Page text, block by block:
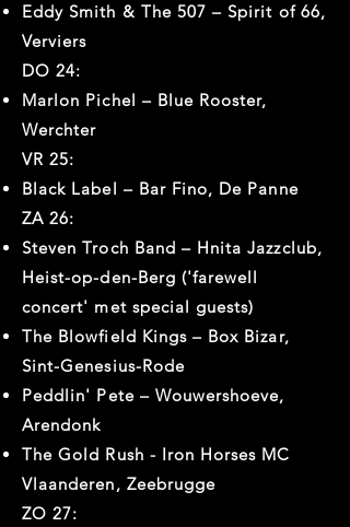
Eddy Smith & The 507 – Spirit of 66,
Verviers
DO 24:
Marlon Pichel – Blue Rooster,
Werchter
VR 25:
Black Label – Bar Fino, De Panne
ZA 26:
Steven Troch Band – Hnita Jazzclub,
Heist-op-den-Berg ('farewell
concert' met special guests)
The Blowfield Kings – Box Bizar,
Sint-Genesius-Rode
Peddlin' Pete – Wouwershoeve,
Arendonk
The Gold Rush - Iron Horses MC
Vlaanderen, Zeebrugge
ZO 27: